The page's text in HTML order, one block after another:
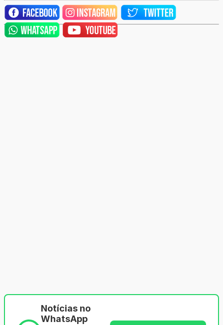
Notícias no
WhatsApp